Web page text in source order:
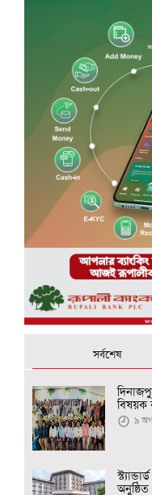
সর্বশেষ
বিষয়ক
৯
অনুষ্ঠিত